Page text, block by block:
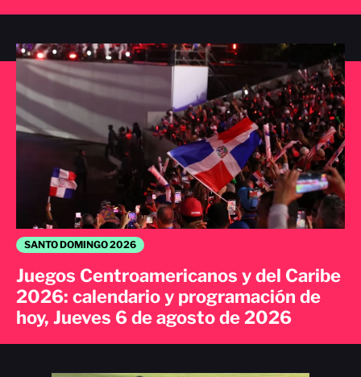
SANTO DOMINGO 2026
Juegos Centroamericanos y del Caribe
2026: calendario y programación de
hoy, Jueves 6 de agosto de 2026